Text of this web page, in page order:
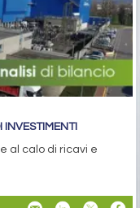
al calo di ricavi e